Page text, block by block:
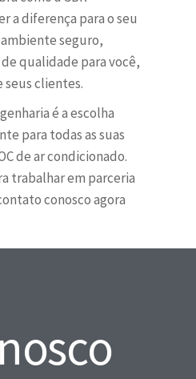
a diferença para o seu
seguro,
qualidade para você,
seus clientes.
é a escolha
para todas as suas
de ar condicionado.
trabalhar em parceria
conosco agora